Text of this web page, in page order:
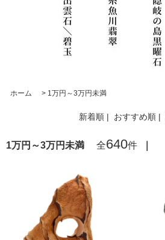
ホーム > 1万円～3万円未満
新着順 | おすすめ順 |
1万円～3万円未満 全640件